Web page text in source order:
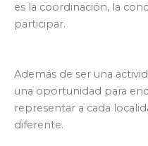
es la coordinación, la
participar.
Además de ser una
una oportunidad para
representar a cada
diferente.